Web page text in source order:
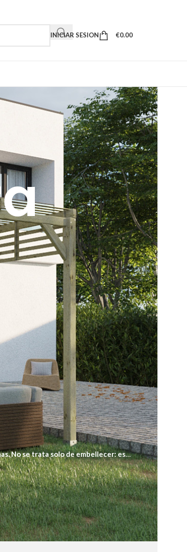
INICIAR SESION €0.00
No se trata solo de embellecer: es
intemperie.